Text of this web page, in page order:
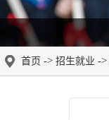
首页 -> 招生就业 ->